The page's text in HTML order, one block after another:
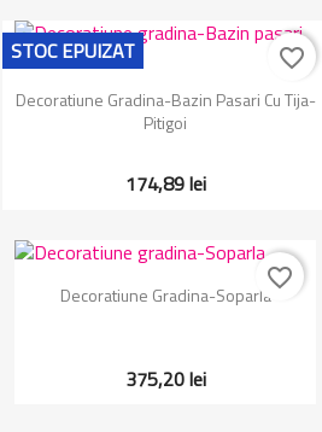
 Vizualizare rapida
Decoratiune Gradina-Bazin Pasari Cu Tija-
Pitigoi
174,89 lei
STOC EPUIZAT
favorite_border
Vizualizare rapida
Decoratiune Gradina-Soparla
375,20 lei
favorite_border